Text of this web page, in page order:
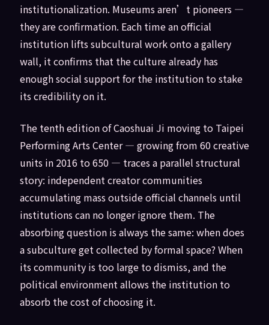
institutionalization. Museums aren’t pioneers —
they are confirmation. Each time an official
institution lifts subcultural work onto a gallery
wall, it confirms that the culture already has
enough social support for the institution to stake
its credibility on it.
The tenth edition of Caoshuai Ji moving to Taipei
Performing Arts Center — growing from 60 creative
units in 2016 to 650 — traces a parallel structural
story: independent creator communities
accumulating mass outside official channels until
institutions can no longer ignore them. The
absorbing question is always the same: when does
a subculture get collected by formal space? When
its community is too large to dismiss, and the
political environment allows the institution to
absorb the cost of choosing it.